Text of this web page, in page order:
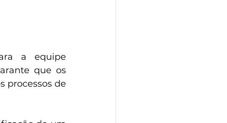
a equipe
que os
processos de